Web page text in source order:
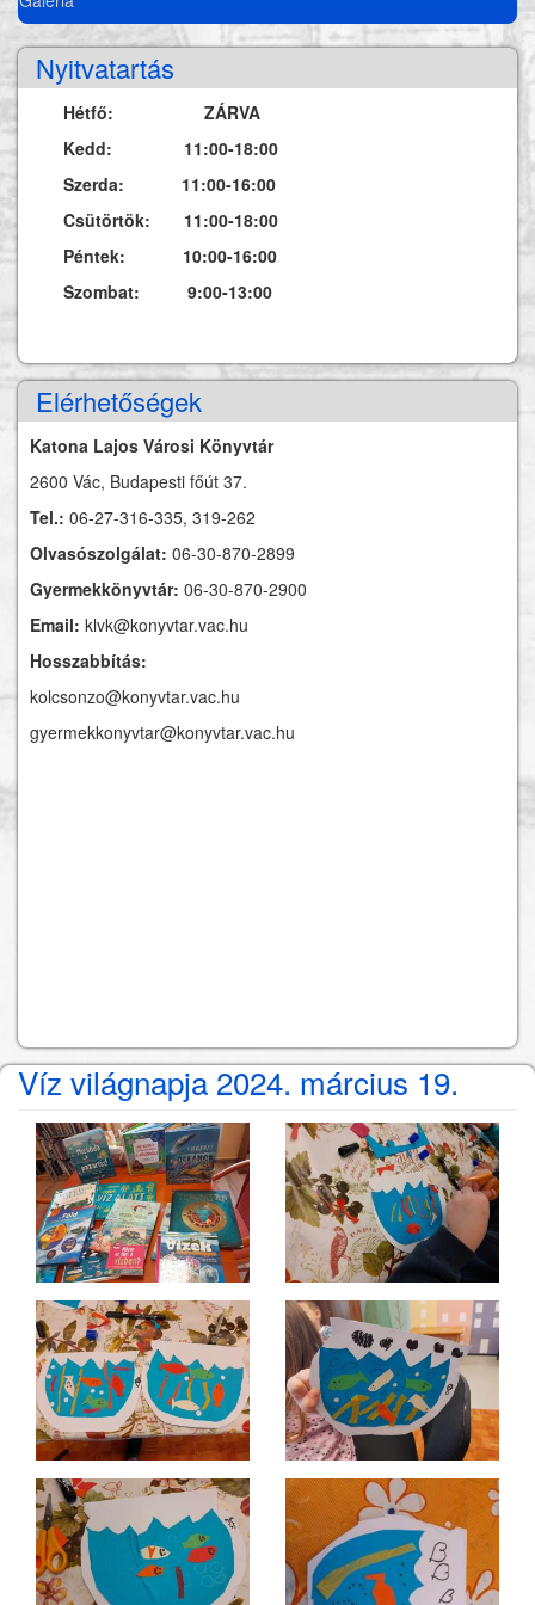
Nyitvatartás
Hétfő: ZÁRVA
Kedd: 11:00-18:00
Szerda: 11:00-16:00
Csütörtök: 11:00-18:00
Péntek: 10:00-16:00
Szombat: 9:00-13:00
Elérhetőségek
Katona Lajos Városi Könyvtár
2600 Vác, Budapesti főút 37.
Tel.: 06-27-316-335, 319-262
Olvasószolgálat: 06-30-870-2899
Gyermekkönyvtár: 06-30-870-2900
Email: klvk@konyvtar.vac.hu
Hosszabbítás:
kolcsonzo@konyvtar.vac.hu
gyermekkonyvtar@konyvtar.vac.hu
Víz világnapja 2024. március 19.